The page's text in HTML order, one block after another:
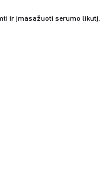
ir įmasažuoti serumo likutį.